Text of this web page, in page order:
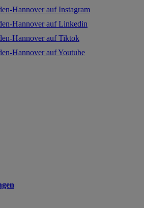
Hannover auf Instagram
Hannover auf Linkedin
Hannover auf Tiktok
Hannover auf Youtube